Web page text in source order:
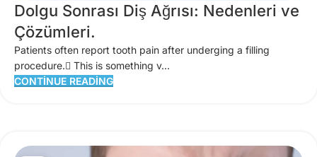
Dolgu Sonrası Diş Ağrısı: Nedenleri ve
Çözümleri.
Patients often report tooth pain after underging a filling
procedure. ُThis is something v...
CONTINUE READING